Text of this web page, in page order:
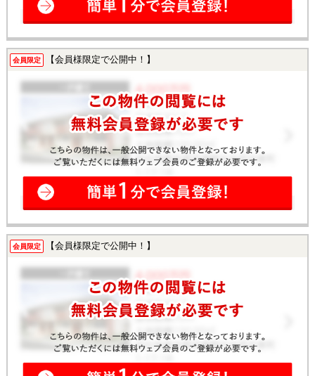
会員限定 【会員様限定で公開中！】
会員限定 【会員様限定で公開中！】